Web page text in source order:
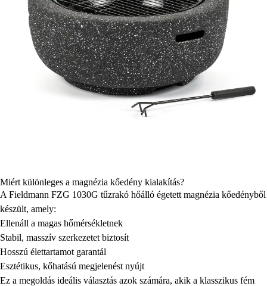
Miért különleges a magnézia kőedény kialakítás?
A Fieldmann FZG 1030G tűzrakó hőálló égetett magnézia kőedényből
készült, amely:
Ellenáll a magas hőmérsékletnek
Stabil, masszív szerkezetet biztosít
Hosszú élettartamot garantál
Esztétikus, kőhatású megjelenést nyújt
Ez a megoldás ideális választás azok számára, akik a klasszikus fém